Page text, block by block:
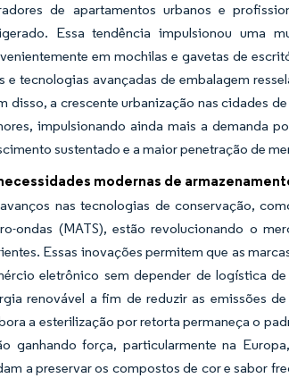
de apartamentos urbanos e
Essa tendência impulsionou uma
em mochilas e gavetas de
e tecnologias avançadas de embalagem
disso, a crescente urbanização nas cidades
impulsionando ainda mais a demanda
sustentado e a maior penetração de
modernas de
nas tecnologias de conservação,
ondas (MATS), estão revolucionando o
Essas inovações permitem que as
eletrônico sem depender de logística
renovável a fim de reduzir as emissões
a esterilização por retorta permaneça o
ganhando força, particularmente na
a preservar os compostos de cor e sabor